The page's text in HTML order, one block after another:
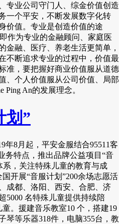
专业公司守门人、综金价值创造
一个平安，不断发展数字化转
价值。专业是创造价值的途
作为专业的金融顾问、家庭医
金融、医疗、养老生活更简单，
不断追求专业的过程中，价值最
准，要把握好商业价值服从道德
、个人价值服从公司价值、局部
Ping An的发展理念。
划”
年8月起，平安金服结合95511客
务特点，推出品牌公益项目“音
系，关注特殊儿童的教育与成
开展“音服计划”200余场志愿活
成都、洛阳、西安、合肥、济
5000 名特殊儿童提供持续陪
。援建音乐教室10 个，搭建19
琴等乐器318件，电脑355台，教